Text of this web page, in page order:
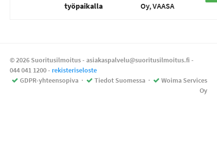
työpaikalla
Oy, VAASA
© 2026 Suoritusilmoitus - asiakaspalvelu@suoritusilmoitus.fi -
044 041 1200- rekisteriseloste
GDPR-yhteensopiva · Tiedot Suomessa ·
Woima Services
Oy